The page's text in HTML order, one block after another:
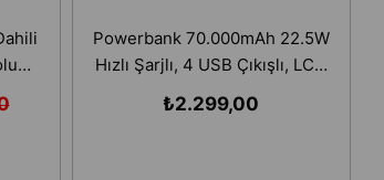
Powerbank 70.000mAh 22.5W
Hızlı Şarjlı, 4 USB Çıkışlı, LCD
₺2.299,00